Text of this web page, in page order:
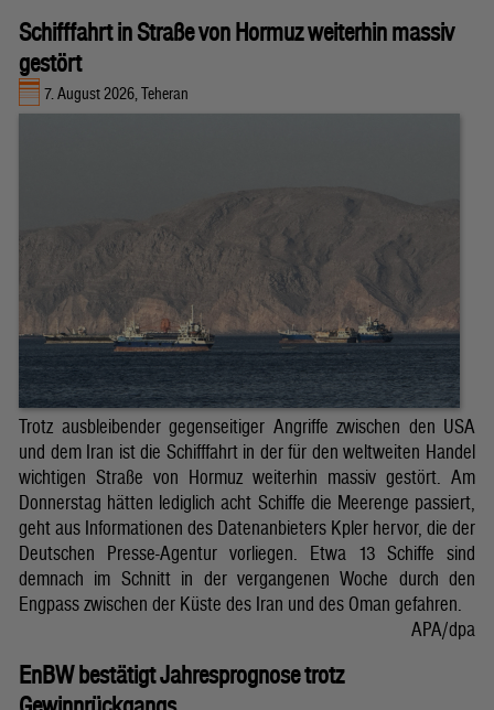
Schifffahrt in Straße von Hormuz weiterhin massiv
gestört
7. August 2026, Teheran
Trotz ausbleibender gegenseitiger Angriffe zwischen den USA
und dem Iran ist die Schifffahrt in der für den weltweiten Handel
wichtigen Straße von Hormuz weiterhin massiv gestört. Am
Donnerstag hätten lediglich acht Schiffe die Meerenge passiert,
geht aus Informationen des Datenanbieters Kpler hervor, die der
Deutschen Presse-Agentur vorliegen. Etwa 13 Schiffe sind
demnach im Schnitt in der vergangenen Woche durch den
Engpass zwischen der Küste des Iran und des Oman gefahren.
APA/dpa
EnBW bestätigt Jahresprognose trotz